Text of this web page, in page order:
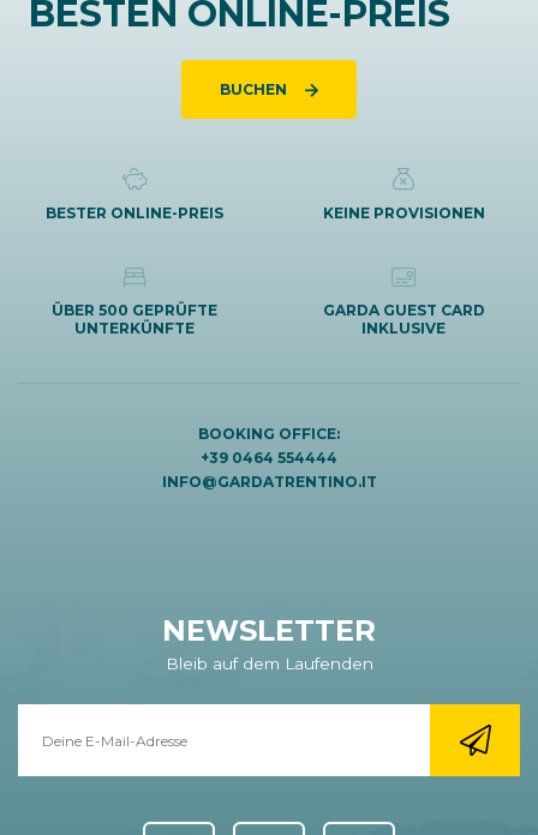
BESTEN ONLINE-PREIS
BUCHEN
BESTER ONLINE-PREIS KEINE PROVISIONEN
ÜBER 500 GEPRÜFTE
UNTERKÜNFTE
GARDA GUEST CARD
INKLUSIVE
BOOKING OFFICE:
+39 0464 554444
INFO@GARDATRENTINO.IT
NEWSLETTER
Bleib auf dem Laufenden